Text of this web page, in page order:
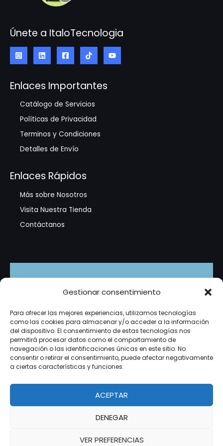
Gestionar consentimiento
Para ofrecer las mejores experiencias, utilizamos tecnologías
como las cookies para almacenar y/o acceder a la información
del dispositivo. El consentimiento de estas tecnologías nos
permitirá procesar datos como el comportamiento de
navegación o las identificaciones únicas en este sitio. No
consentir o retirar el consentimiento, puede afectar negativamente
a ciertas características y funciones.
ACEPTAR
DENEGAR
VER PREFERENCIAS
Únete a ItaloTecnologia
Enlaces Importantes
Catálogo de Servicios
Políticas de Privacidad
Terminos y Condiciones
Detalles de Envío
Enlaces Rápidos
Más sobre Nosotros
Visita Nuestra Tienda
Contáctanos
Suscríbete
Recibe promociones exclusivas, tutoriales en video y
novedades del mundo de la tecnología directamente
en tu correo. ¡Es gratis!